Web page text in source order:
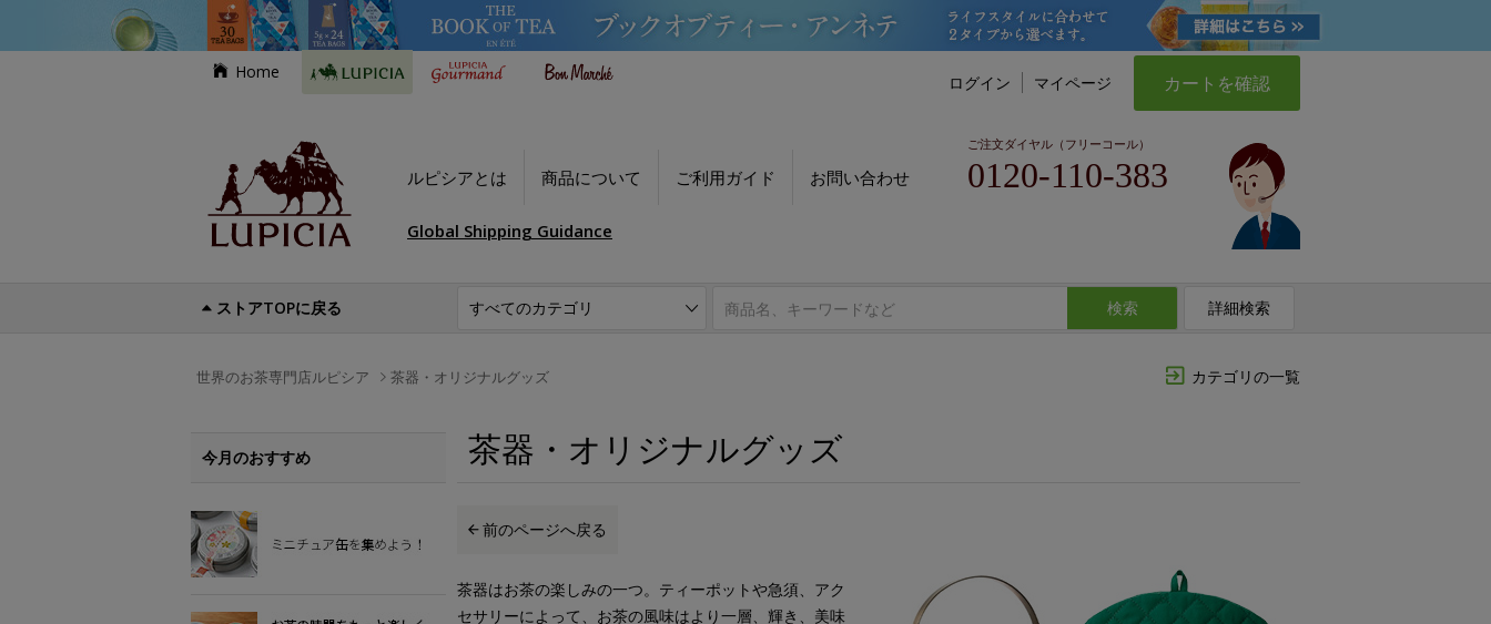
Home
ログイン マイページ カートを確認
ルピシアとは 商品について ご利用ガイド お問い合わせ
ご注文ダイヤル（フリーコール）
0120-110-383
Global Shipping Guidance
ストアTOPに戻る 検索 詳細検索
カテゴリの一覧
世界のお茶専門店ルピシア 茶器・オリジナルグッズ
茶器・オリジナルグッズ
前のページへ戻る
茶器はお茶の楽しみの一つ。ティーポットや急須、アク
セサリーによって、お茶の風味はより一層、輝き、美味
今月のおすすめ